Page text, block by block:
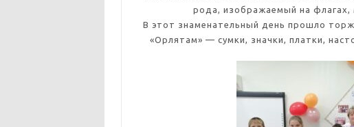
рода, изображаемый на флагах,
В этот знаменательный день прошло
«Орлятам» — сумки, значки, платки,